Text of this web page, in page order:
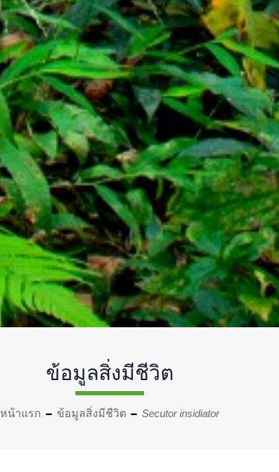
ข้อมูลสิ่งมีชีวิต
หน้าแรก ข้อมูลสิ่งมีชีวิต Secutor insidiator